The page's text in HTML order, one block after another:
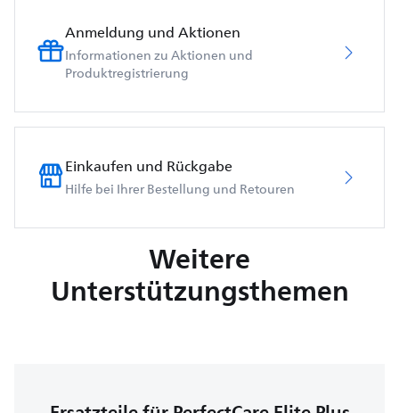
Anmeldung und Aktionen
Informationen zu Aktionen und
Produktregistrierung
Einkaufen und Rückgabe
Hilfe bei Ihrer Bestellung und Retouren
Weitere
Unterstützungsthemen